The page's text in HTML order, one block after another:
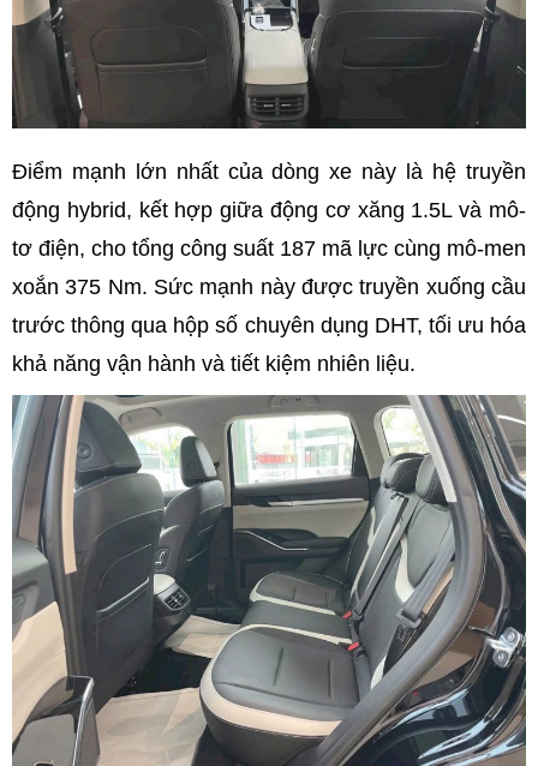
Điểm mạnh lớn nhất của dòng xe này là hệ truyền
động hybrid, kết hợp giữa động cơ xăng 1.5L và mô-
tơ điện, cho tổng công suất 187 mã lực cùng mô-men
xoắn 375 Nm. Sức mạnh này được truyền xuống cầu
trước thông qua hộp số chuyên dụng DHT, tối ưu hóa
khả năng vận hành và tiết kiệm nhiên liệu.